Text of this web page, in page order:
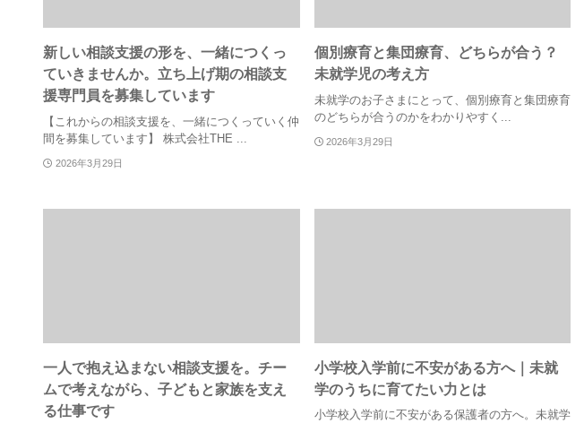
新しい相談支援の形を、一緒につくっ
ていきませんか。立ち上げ期の相談支
援専門員を募集しています
【これからの相談支援を、一緒につくっていく仲
間を募集しています】 株式会社THE ...
2026年3月29日
個別療育と集団療育、どちらが合う？
未就学児の考え方
未就学のお子さまにとって、個別療育と集団療育
のどちらが合うのかをわかりやすく...
2026年3月29日
一人で抱え込まない相談支援を。チー
ムで考えながら、子どもと家族を支え
る仕事です
小学校入学前に不安がある方へ｜未就
学のうちに育てたい力とは
小学校入学前に不安がある保護者の方へ。未就学